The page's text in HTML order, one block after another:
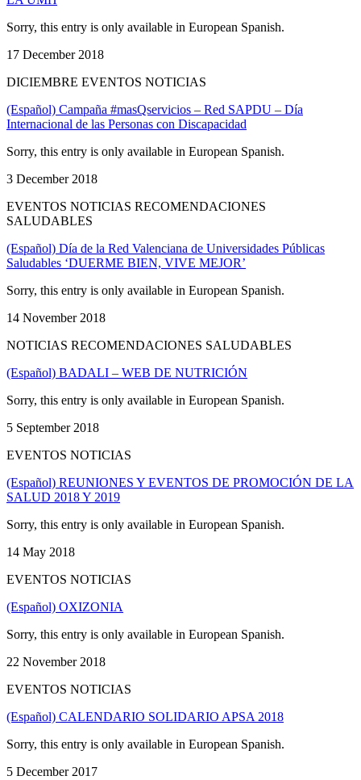
Sorry, this entry is only available in European Spanish.
17 December 2018
DICIEMBRE EVENTOS NOTICIAS
(Español) Campaña #masQservicios – Red SAPDU – Día
Internacional de las Personas con Discapacidad
Sorry, this entry is only available in European Spanish.
3 December 2018
EVENTOS NOTICIAS RECOMENDACIONES
SALUDABLES
(Español) Día de la Red Valenciana de Universidades Públicas
Saludables ‘DUERME BIEN, VIVE MEJOR’
Sorry, this entry is only available in European Spanish.
14 November 2018
NOTICIAS RECOMENDACIONES SALUDABLES
(Español) BADALI – WEB DE NUTRICIÓN
Sorry, this entry is only available in European Spanish.
5 September 2018
EVENTOS NOTICIAS
(Español) REUNIONES Y EVENTOS DE PROMOCIÓN DE LA
SALUD 2018 Y 2019
Sorry, this entry is only available in European Spanish.
14 May 2018
EVENTOS NOTICIAS
(Español) OXIZONIA
Sorry, this entry is only available in European Spanish.
22 November 2018
EVENTOS NOTICIAS
(Español) CALENDARIO SOLIDARIO APSA 2018
Sorry, this entry is only available in European Spanish.
5 December 2017